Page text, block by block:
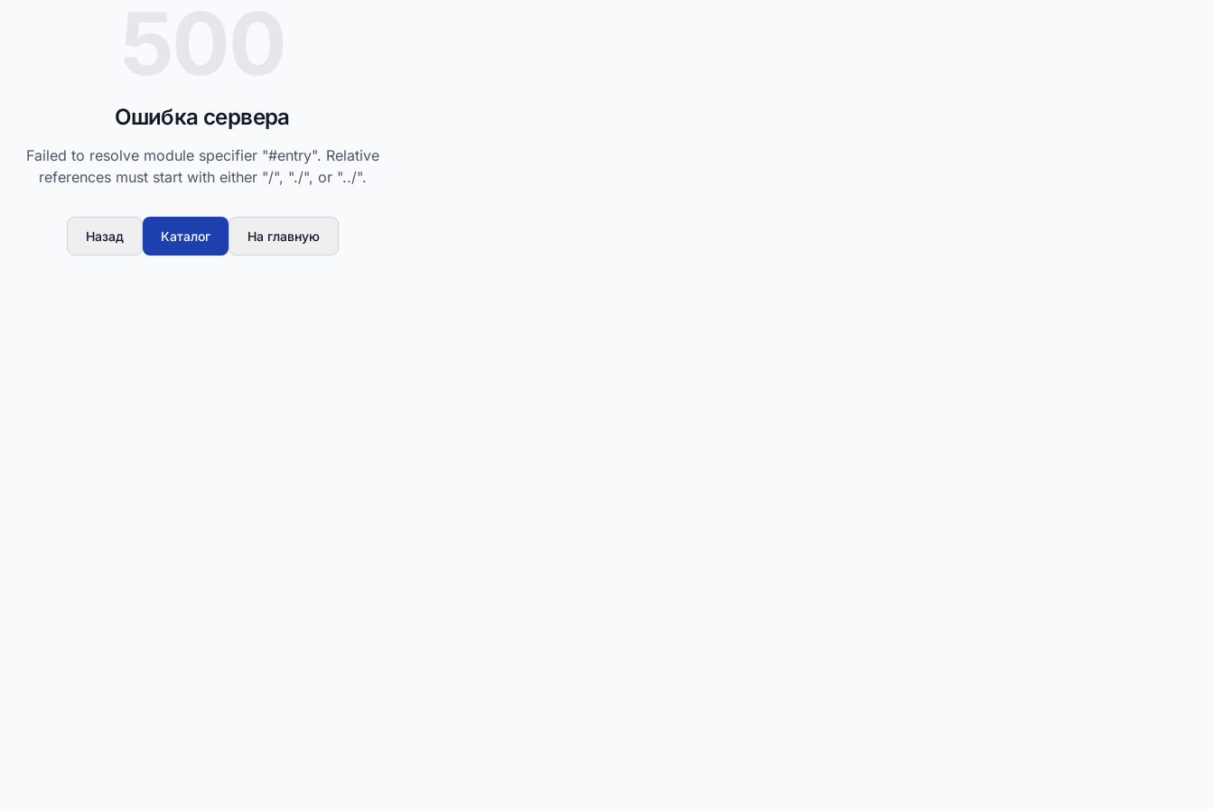
Ошибка сервера
Failed to resolve module specifier "#entry". Relative
references must start with either "/", "./", or "../".
Назад Каталог На главную